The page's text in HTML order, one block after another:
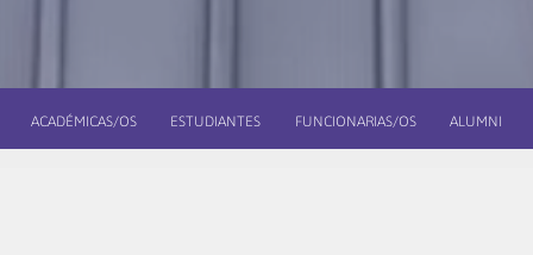
ACADÉMICAS/OS ESTUDIANTES FUNCIONARIAS/OS ALUMNI